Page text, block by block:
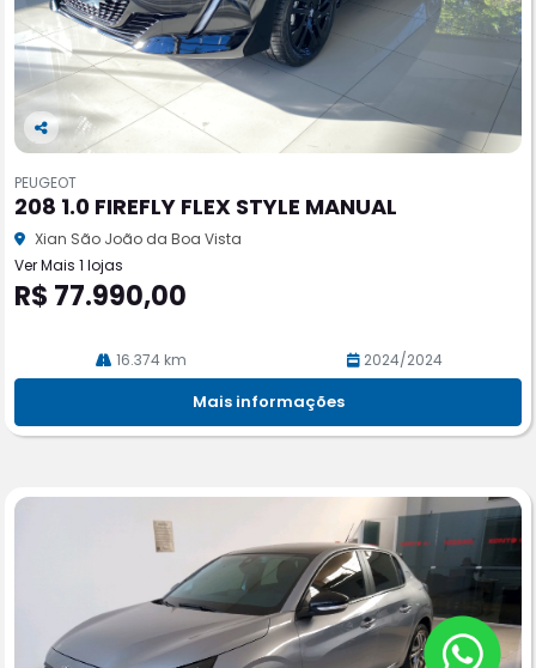
Co
pa
rtil
he
PEUGEOT
208 1.0 FIREFLY FLEX STYLE MANUAL
Xian São João da Boa Vista
Ver Mais 1 lojas
R$ 77.990,00
16.374 km 2024/2024
Mais informações